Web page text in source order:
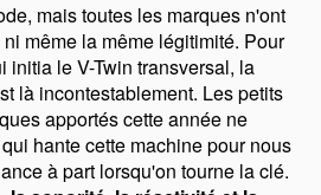
mais toutes les marques n'ont
même la même légitimité. Pour
initia le V-Twin transversal, la
là incontestablement. Les petits
apportés cette année ne
hante cette machine pour nous
à part lorsqu'on tourne la clé.